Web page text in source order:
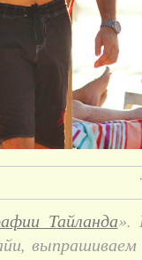
Тайланда».
выпрашиваем